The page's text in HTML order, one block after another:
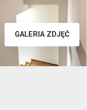
GALERIA ZDJĘĆ